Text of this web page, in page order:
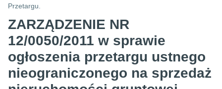
Przetargu.
ZARZĄDZENIE NR
12/0050/2011 w sprawie
ogłoszenia przetargu ustnego
nieograniczonego na sprzedaż